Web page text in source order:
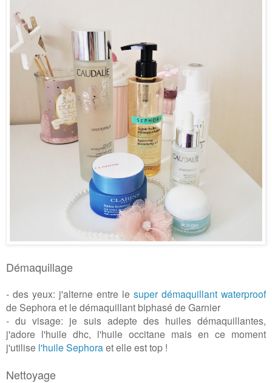
Démaquillage
- des yeux: j'alterne entre le super démaquillant waterproof
de Sephora et le démaquillant biphasé de Garnier
- du visage: je suis adepte des huiles démaquillantes,
j'adore l'huile dhc, l'huile occitane mais en ce moment
j'utilise l'huile Sephoraet elle est top !
Nettoyage